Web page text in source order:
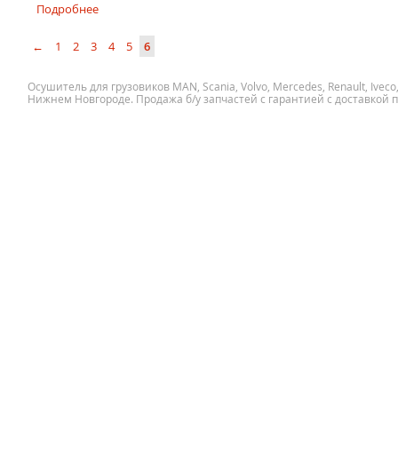
Подробнее
← 1 2 3 4 5 6
Осушитель для грузовиков MAN, Scania, Volvo, Mercedes, Renault,
Нижнем Новгороде. Продажа б/у запчастей с гарантией с доставкой